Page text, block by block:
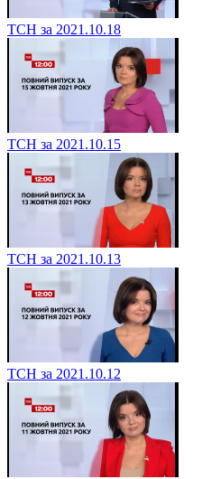
ТСН за 2021.10.18
ТСН за 2021.10.15
ТСН за 2021.10.13
ТСН за 2021.10.12